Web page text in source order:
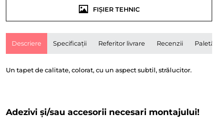
FIȘIER TEHNIC
Descriere Specificații Referitor livrare Recenzii Paletă
Un tapet de calitate, colorat, cu un aspect subtil, strălucitor.
Adezivi și/sau accesorii necesari montajului!